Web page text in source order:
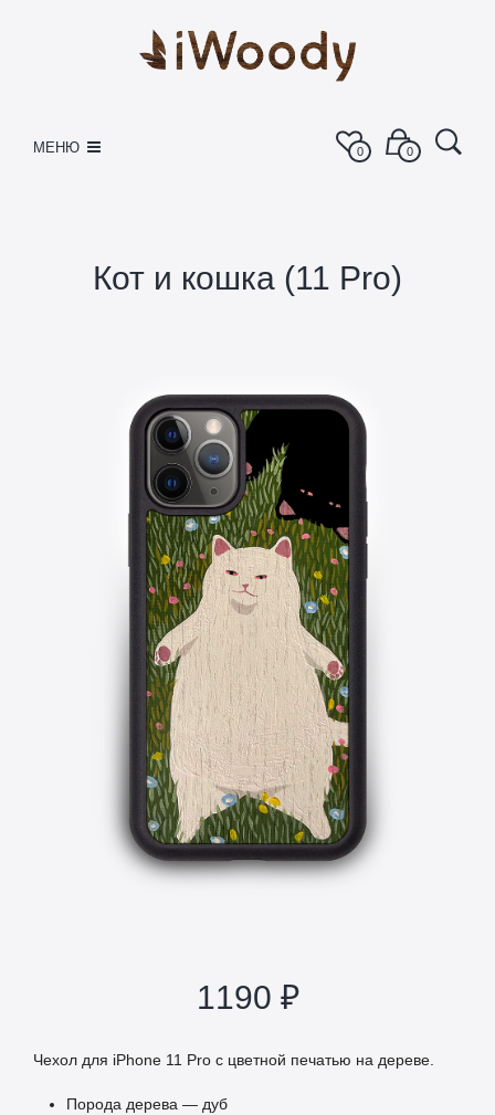
МЕНЮ 0 0
Кот и кошка (11 Pro)
1190 ₽
Чехол для iPhone 11 Pro с цветной печатью на дереве.
Порода дерева — дуб